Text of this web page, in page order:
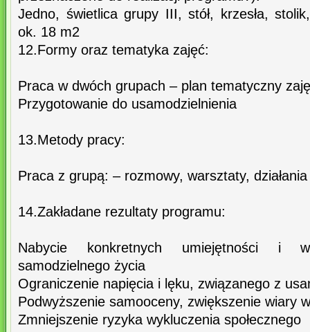
Jedno, świetlica grupy III, stół, krzesła,
ok. 18 m2
12.Formy oraz tematyka zajęć:
Praca w dwóch grupach – plan tematyczny
Przygotowanie do usamodzielnienia
13.Metody pracy:
Praca z grupą: – rozmowy, warsztaty,
14.Zakładane rezultaty programu:
Nabycie konkretnych umiejętności i
samodzielnego życia
Ograniczenie napięcia i lęku, związanego z
Podwyższenie samooceny, zwiększenie wiary
Zmniejszenie ryzyka wykluczenia społecznego